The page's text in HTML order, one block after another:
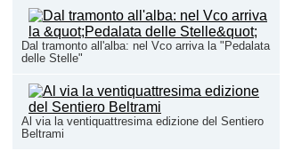
Dal tramonto all'alba: nel Vco arriva la "Pedalata
delle Stelle"
Al via la ventiquattresima edizione del Sentiero
Beltrami